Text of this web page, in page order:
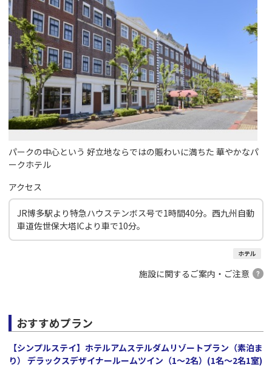
パークの中心という 好立地ならではの賑わいに満ちた 華やかなパ
ークホテル
アクセス
JR博多駅より特急ハウステンボス号で1時間40分。西九州自動
車道佐世保大塔ICより車で10分。
ホテル
施設に関するご案内・ご注意
おすすめプラン
【シンプルステイ】ホテルアムステルダムリゾートプラン（素泊ま
り） デラックスデザイナールームツイン（1～2名）(1名～2名1室)